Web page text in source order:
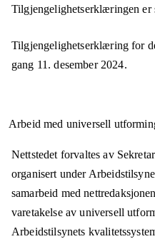
Tilgjengelighetserklæringen er
Tilgjengelighetserklæring for
gang 11. desember 2024.
Arbeid med universell
Nettstedet forvaltes av
organisert under
samarbeid med
varetakelse av universell
Arbeidstilsynets